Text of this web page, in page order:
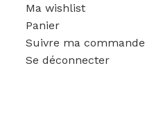
Ma wishlist
Panier
Suivre ma commande
Se déconnecter